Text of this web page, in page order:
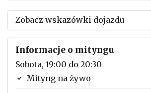
Zobacz wskazówki dojazdu
Informacje o mityngu
Sobota, 19:00 do 20:30
Mityng na żywo